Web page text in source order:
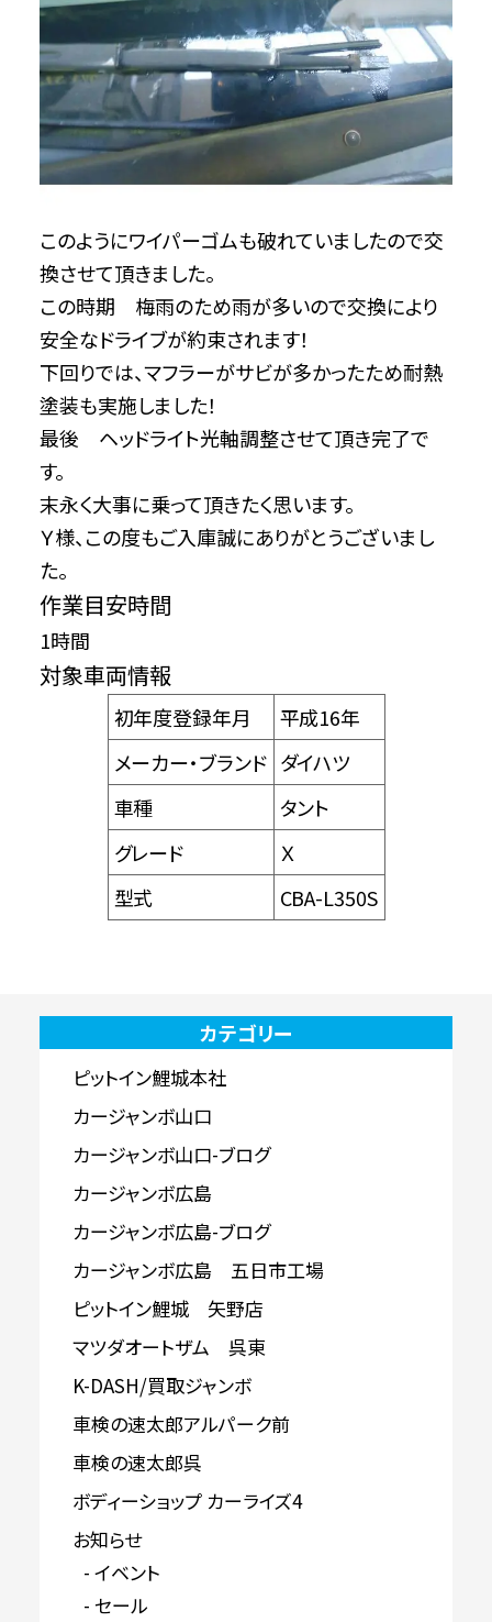
このようにワイパーゴムも破れていましたので交
換させて頂きました。
この時期 梅雨のため雨が多いので交換により
安全なドライブが約束されます！
下回りでは、マフラーがサビが多かったため耐熱
塗装も実施しました！
最後 ヘッドライト光軸調整させて頂き完了で
す。
末永く大事に乗って頂きたく思います。
Ｙ様、この度もご入庫誠にありがとうございまし
た。
作業目安時間
1時間
対象車両情報
初年度登録年月
平成16年
メーカー・ブランド ダイハツ
車種
タント
グレード
Ｘ
型式
CBA-L350S
カテゴリー
ピットイン鯉城本社
カージャンボ山口
カージャンボ山口-ブログ
カージャンボ広島
カージャンボ広島-ブログ
カージャンボ広島 五日市工場
ピットイン鯉城 矢野店
マツダオートザム 呉東
K-DASH/買取ジャンボ
車検の速太郎アルパーク前
車検の速太郎呉
ボディーショップ カーライズ4
お知らせ
イベント
セール